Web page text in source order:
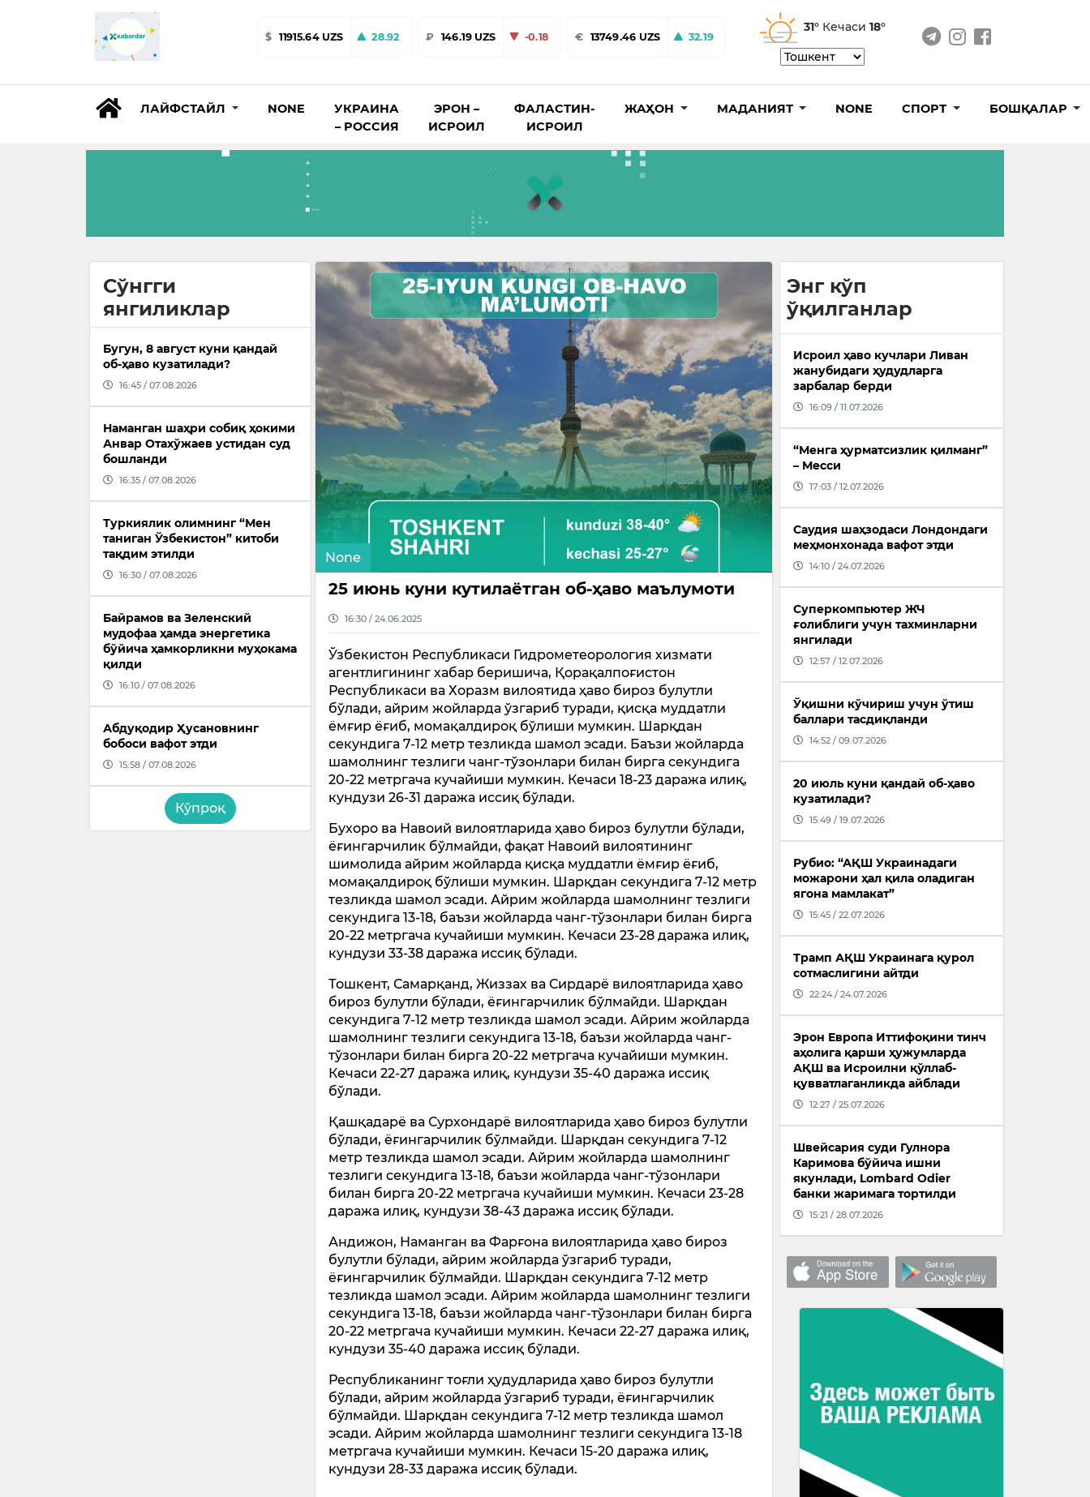
$ 11915.64 UZS 28.92 ₽ 146.19 UZS -0.18 € 13749.46 UZS 32.19
31° Кечаси 18°
ЛАЙФСТАЙЛ NONE
УКРАИНА
– РОССИЯ
ЭРОН –
ИСРОИЛ
ФАЛАСТИН-
ИСРОИЛ
ЖАҲОН МАДАНИЯТ NONE СПОРТ БОШҚАЛАР
Сўнгги
янгиликлар
Бугун, 8 август куни қандай
об-ҳаво кузатилади?
16:45 / 07.08.2026
Наманган шаҳри собиқ ҳокими
Анвар Отахўжаев устидан суд
бошланди
16:35 / 07.08.2026
Туркиялик олимнинг “Мен
таниган Ўзбекистон” китоби
тақдим этилди
16:30 / 07.08.2026
Байрамов ва Зеленский
мудофаа ҳамда энергетика
бўйича ҳамкорликни муҳокама
қилди
16:10 / 07.08.2026
Абдуқодир Ҳусановнинг
бобоси вафот этди
15:58 / 07.08.2026
Кўпроқ
None
25 июнь куни кутилаётган об-ҳаво маълумоти
16:30 / 24.06.2025
Ўзбекистон Республикаси Гидрометеорология хизмати
агентлигининг хабар беришича, Қорақалпоғистон
Республикаси ва Хоразм вилоятида ҳаво бироз булутли
бўлади, айрим жойларда ўзгариб туради, қисқа муддатли
ёмғир ёғиб, момақалдироқ бўлиши мумкин. Шарқдан
секундига 7-12 метр тезликда шамол эсади. Баъзи жойларда
шамолнинг тезлиги чанг-тўзонлари билан бирга секундига
20-22 метргача кучайиши мумкин. Кечаси 18-23 даража илиқ,
кундузи 26-31 даража иссиқ бўлади.
Бухоро ва Навоий вилоятларида ҳаво бироз булутли бўлади,
ёғингарчилик бўлмайди, фақат Навоий вилоятининг
шимолида айрим жойларда қисқа муддатли ёмғир ёғиб,
момақалдироқ бўлиши мумкин. Шарқдан секундига 7-12 метр
тезликда шамол эсади. Айрим жойларда шамолнинг тезлиги
секундига 13-18, баъзи жойларда чанг-тўзонлари билан бирга
20-22 метргача кучайиши мумкин. Кечаси 23-28 даража илиқ,
кундузи 33-38 даража иссиқ бўлади.
Тошкент, Самарқанд, Жиззах ва Сирдарё вилоятларида ҳаво
бироз булутли бўлади, ёғингарчилик бўлмайди. Шарқдан
секундига 7-12 метр тезликда шамол эсади. Айрим жойларда
шамолнинг тезлиги секундига 13-18, баъзи жойларда чанг-
тўзонлари билан бирга 20-22 метргача кучайиши мумкин.
Кечаси 22-27 даража илиқ, кундузи 35-40 даража иссиқ
бўлади.
Қашқадарё ва Сурхондарё вилоятларида ҳаво бироз булутли
бўлади, ёғингарчилик бўлмайди. Шарқдан секундига 7-12
метр тезликда шамол эсади. Айрим жойларда шамолнинг
тезлиги секундига 13-18, баъзи жойларда чанг-тўзонлари
билан бирга 20-22 метргача кучайиши мумкин. Кечаси 23-28
даража илиқ, кундузи 38-43 даража иссиқ бўлади.
Андижон, Наманган ва Фарғона вилоятларида ҳаво бироз
булутли бўлади, айрим жойларда ўзгариб туради,
ёғингарчилик бўлмайди. Шарқдан секундига 7-12 метр
тезликда шамол эсади. Айрим жойларда шамолнинг тезлиги
секундига 13-18, баъзи жойларда чанг-тўзонлари билан бирга
20-22 метргача кучайиши мумкин. Кечаси 22-27 даража илиқ,
кундузи 35-40 даража иссиқ бўлади.
Республиканинг тоғли ҳудудларида ҳаво бироз булутли
бўлади, айрим жойларда ўзгариб туради, ёғингарчилик
бўлмайди. Шарқдан секундига 7-12 метр тезликда шамол
эсади. Айрим жойларда шамолнинг тезлиги секундига 13-18
метргача кучайиши мумкин. Кечаси 15-20 даража илиқ,
кундузи 28-33 даража иссиқ бўлади.
Энг кўп
ўқилганлар
Исроил ҳаво кучлари Ливан
жанубидаги ҳудудларга
зарбалар берди
16:09 / 11.07.2026
“Менга ҳурматсизлик қилманг”
– Месси
17:03 / 12.07.2026
Саудия шаҳзодаси Лондондаги
меҳмонхонада вафот этди
14:10 / 24.07.2026
Суперкомпьютер ЖЧ
ғолиблиги учун тахминларни
янгилади
12:57 / 12.07.2026
Ўқишни кўчириш учун ўтиш
баллари тасдиқланди
14:52 / 09.07.2026
20 июль куни қандай об-ҳаво
кузатилади?
15:49 / 19.07.2026
Рубио: “АҚШ Украинадаги
можарони ҳал қила оладиган
ягона мамлакат”
15:45 / 22.07.2026
Трамп АҚШ Украинага қурол
сотмаслигини айтди
22:24 / 24.07.2026
Эрон Европа Иттифоқини тинч
аҳолига қарши ҳужумларда
АҚШ ва Исроилни қўллаб-
қувватлаганликда айблади
12:27 / 25.07.2026
Швейсария суди Гулнора
Каримова бўйича ишни
якунлади, Lombard Odier
банки жаримага тортилди
15:21 / 28.07.2026